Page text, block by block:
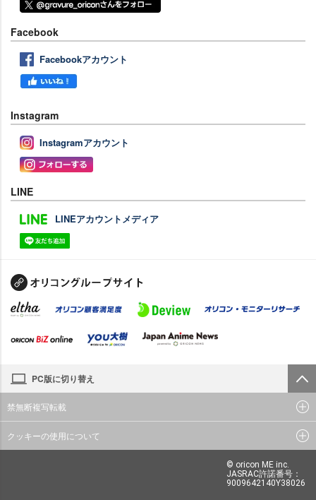
Facebook
Facebookアカウント
Instagram
Instagramアカウント
LINE
LINEアカウントメディア
PC版に切り替え
禁無断複写転載
クッキーの使用について
© oricon ME inc.
JASRAC許諾番号：
9009642140Y38026